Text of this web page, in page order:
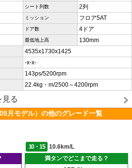
シート列数 2列
ミッション フロア5AT
ドア数 4ドア
最低地上高 130mm
4535x1730x1425
-x-x-
143ps/5200rpm
22.4kg・m/2500～4200rpm
見る
月モデル）の他のグレード一覧
10・15
10.6km/L
満タンでどこまで走る？